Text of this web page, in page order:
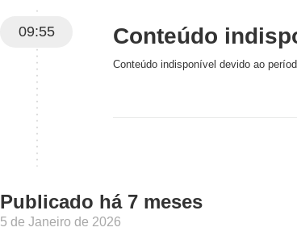
09:55 Conteúdo
Conteúdo indisponível devido ao
Publicado há 7 meses
5 de Janeiro de 2026